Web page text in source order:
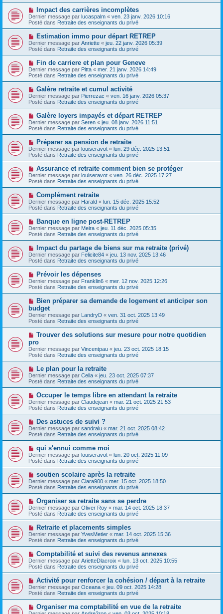
e
e
s
a
g
e
e
a
u
m
e
s
a
g
e
N
o
u
v
e
a
u
m
e
s
a
g
e
Impact des carrières incomplètes
Dernier message par lucaspalm « ven. 23 janv. 2026 10:16
Posté dans Retraite des enseignants du privé
N
o
u
v
e
a
u
m
e
s
s
a
g
e
Estimation immo pour départ RETREP
Dernier message par Anriette « jeu. 22 janv. 2026 05:39
Posté dans Retraite des enseignants du privé
N
o
u
v
a
u
m
e
s
s
a
g
e
Fin de carriere et plan pour Geneve
Dernier message par Pitta « mer. 21 janv. 2026 14:49
Posté dans Retraite des enseignants du privé
N
o
u
v
a
u
m
e
s
a
g
Galère retraite et cumul activité
Dernier message par Pierrezac « ven. 16 janv. 2026 05:37
Posté dans Retraite des enseignants du privé
N
o
u
v
e
a
u
m
e
s
s
a
g
e
Galère loyers impayés et départ RETREP
Dernier message par Seren « jeu. 08 janv. 2026 11:51
Posté dans Retraite des enseignants du privé
N
o
u
v
a
u
m
e
s
s
a
g
e
Préparer sa pension de retraite
Dernier message par louiseravot « lun. 29 déc. 2025 13:51
Posté dans Retraite des enseignants du privé
N
o
u
v
a
u
m
e
s
a
g
e
Assurance et retraite comment bien se protéger
Dernier message par louiseravot « ven. 26 déc. 2025 17:27
Posté dans Retraite des enseignants du privé
N
o
u
v
e
a
u
m
e
s
a
g
e
Complément retraite
Dernier message par Harald « lun. 15 déc. 2025 15:52
Posté dans Retraite des enseignants du privé
N
o
u
v
e
a
u
m
e
s
a
g
e
Banque en ligne post-RETREP
Dernier message par Meira « jeu. 11 déc. 2025 05:35
Posté dans Retraite des enseignants du privé
N
o
u
v
e
a
u
m
e
s
a
g
e
Impact du partage de biens sur ma retraite (privé)
Dernier message par Felicite84 « jeu. 13 nov. 2025 13:46
Posté dans Retraite des enseignants du privé
N
o
u
v
e
a
u
m
e
s
s
g
e
Prévoir les dépenses
Dernier message par Franklin6 « mer. 12 nov. 2025 12:26
Posté dans Retraite des enseignants du privé
N
u
v
e
a
m
e
s
a
g
e
Bien préparer sa demande de logement et anticiper son
budget
Dernier message par LandryD « ven. 31 oct. 2025 13:49
Posté dans Retraite des enseignants du privé
N
u
v
e
a
m
e
s
s
g
e
Trouver des solutions sur mesure pour notre quotidien
pro
Dernier message par Vincentpau « jeu. 23 oct. 2025 18:15
Posté dans Retraite des enseignants du privé
N
o
u
v
a
u
m
e
s
a
g
Le plan pour la retraite
Dernier message par Cella « jeu. 23 oct. 2025 07:37
Posté dans Retraite des enseignants du privé
N
o
u
v
e
a
u
m
e
s
s
a
g
Occuper le temps libre en attendant la retraite
Dernier message par Claudejean « mar. 21 oct. 2025 21:53
Posté dans Retraite des enseignants du privé
N
o
u
v
a
u
m
e
s
s
a
g
e
Des astuces de suivi ?
Dernier message par sandralu « mar. 21 oct. 2025 08:42
Posté dans Retraite des enseignants du privé
N
o
u
v
a
u
m
e
s
s
a
g
e
qui s'ennui comme moi
Dernier message par louiseravot « lun. 20 oct. 2025 11:09
Posté dans Retraite des enseignants du privé
N
o
u
v
a
u
m
e
s
a
g
e
soutien scolaire après la retraite
Dernier message par Clara900 « mer. 15 oct. 2025 18:50
Posté dans Retraite des enseignants du privé
N
o
u
v
e
a
u
m
e
s
s
a
g
Organiser sa retraite sans se perdre
Dernier message par Oliver Roy « mar. 14 oct. 2025 18:37
Posté dans Retraite des enseignants du privé
N
o
u
v
a
u
m
e
s
s
a
g
e
Retraite et placements simples
Dernier message par YvesMetier « mar. 14 oct. 2025 15:36
Posté dans Retraite des enseignants du privé
N
o
u
v
a
u
m
e
s
s
Comptabilité et suivi des revenus annexes
Dernier message par ArietteDlacroix « lun. 13 oct. 2025 10:55
Posté dans Retraite des enseignants du privé
N
o
u
v
a
Activité pour renforcer la cohésion / départ à la retraite
Dernier message par Oceana « jeu. 09 oct. 2025 14:28
Posté dans Retraite des enseignants du privé
N
o
Organiser ma comptabilité en vue de la retraite